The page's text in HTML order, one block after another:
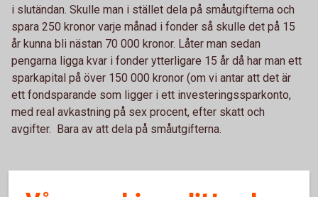
i slutändan. Skulle man i stället dela på småutgifterna och
spara 250 kronor varje månad i fonder så skulle det på 15
år kunna bli nästan 70 000 kronor. Låter man sedan
pengarna ligga kvar i fonder ytterligare 15 år då har man ett
sparkapital på över 150 000 kronor (om vi antar att det är
ett fondsparande som ligger i ett investeringssparkonto,
med real avkastning på sex procent, efter skatt och
avgifter. Bara av att dela på småutgifterna.
Jämställt sparande under